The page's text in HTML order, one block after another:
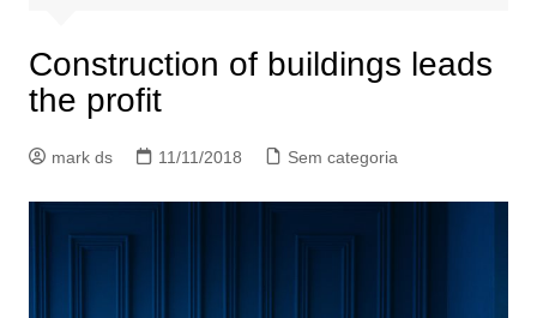
Construction of buildings leads
the profit
mark ds 11/11/2018 Sem categoria